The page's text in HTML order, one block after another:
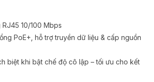
10/100 Mbps
PoE+, hỗ trợ truyền dữ liệu & cấp nguồn
biệt khi bật chế độ cô lập – tối ưu cho kết